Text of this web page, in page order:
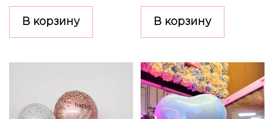
В корзину В корзину